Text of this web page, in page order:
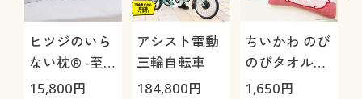
ヒツジのいら
ない枕® -至
極-
15,800円
アシスト電動
三輪自転車
184,800円
ちいかわ のび
のびタオル地
枕カバー
1,650円